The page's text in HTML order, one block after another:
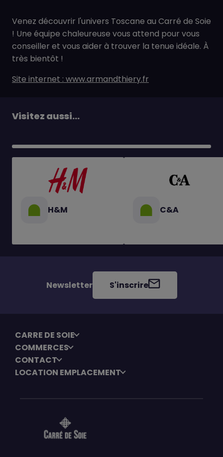
Venez découvrir l'univers Toscane au Carré de Soie
! Une équipe chaleureuse vous attend pour vous
conseiller et vous aider à trouver la tenue idéale. À
très bientôt !
Site internet : www.armandthiery.fr
Visitez aussi...
H&M C&A
Newsletter S'inscrire
CARRE DE SOIE
COMMERCES
CONTACT
LOCATION EMPLACEMENT